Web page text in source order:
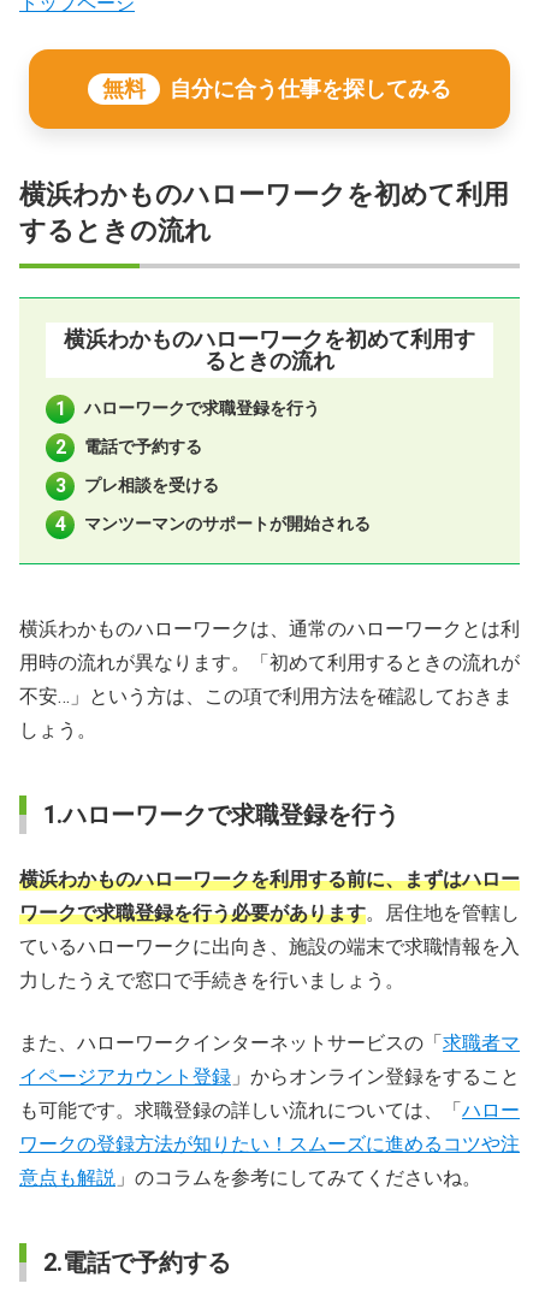
無料 自分に合う仕事を探してみる
横浜わかものハローワークを初めて利用
するときの流れ
横浜わかものハローワークを初めて利用す
るときの流れ
ハローワークで求職登録を行う
電話で予約する
プレ相談を受ける
マンツーマンのサポートが開始される
横浜わかものハローワークは、通常のハローワークとは利
用時の流れが異なります。「初めて利用するときの流れが
不安…」という方は、この項で利用方法を確認しておきま
しょう。
1.ハローワークで求職登録を行う
横浜わかものハローワークを利用する前に、まずはハロー
ワークで求職登録を行う必要があります。居住地を管轄し
ているハローワークに出向き、施設の端末で求職情報を入
力したうえで窓口で手続きを行いましょう。
また、ハローワークインターネットサービスの「 求職者マ
イページアカウント登録 」からオンライン登録をすること
も可能です。求職登録の詳しい流れについては、「 ハロー
ワークの登録方法が知りたい！スムーズに進めるコツや注
意点も解説 」のコラムを参考にしてみてくださいね。
2.電話で予約する